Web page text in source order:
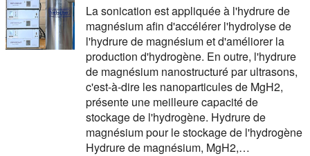
La sonication est appliquée à l'hydrure de
magnésium afin d'accélérer l'hydrolyse de
l'hydrure de magnésium et d'améliorer la
production d'hydrogène. En outre, l'hydrure
de magnésium nanostructuré par ultrasons,
c'est-à-dire les nanoparticules de MgH2,
présente une meilleure capacité de
stockage de l'hydrogène. Hydrure de
magnésium pour le stockage de l'hydrogène
Hydrure de magnésium, MgH2,…